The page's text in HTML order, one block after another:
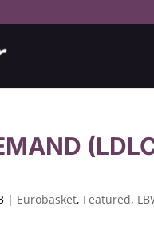
| Eurobasket, Featured,